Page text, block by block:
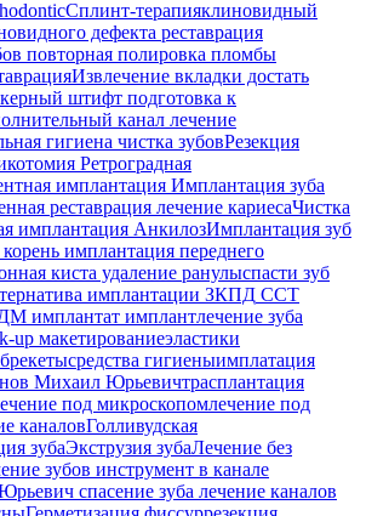
Сплинт-терапияклиновидный
дефекта реставрация
повторная полировка пломбы
Извлечение вкладки достать
штифт подготовка к
канал лечение
гигиена чистка зубовРезекция
Ретроградная
имплантация Имплантация зуба
реставрация лечение кариесаЧистка
имплантация АнкилозИмплантация зуб
имплантация переднего
киста удаление ранулыспасти зуб
имплантации ЗКПД ССТ
имплантат имплантлечение зуба
up макетированиеэластики
брекетысредства гигиеныимплатация
Михаил Юрьевичтрасплантация
под микроскопомлечение под
каналовГолливудская
зубаЭкструзия зубаЛечение без
зубов инструмент в канале
спасение зуба лечение каналов